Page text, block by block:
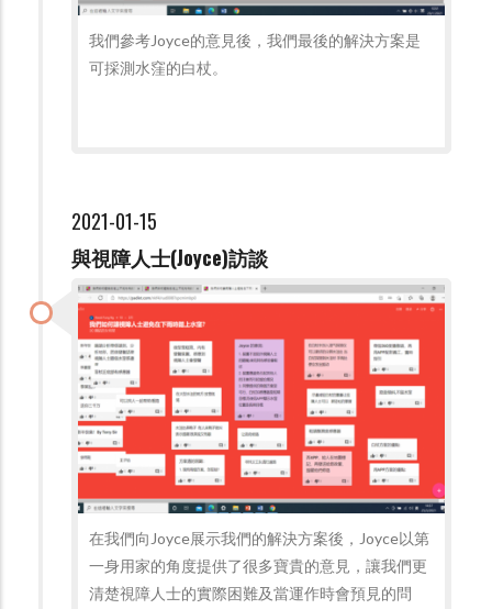
我們參考Joyce的意見後，我們最後的解決方案是
可採測水窪的白杖。
2021-01-15
與視障人士(Joyce)訪談
在我們向Joyce展示我們的解決方案後，Joyce以第
一身用家的角度提供了很多寶貴的意見，讓我們更
清楚視障人士的實際困難及當運作時會預見的問